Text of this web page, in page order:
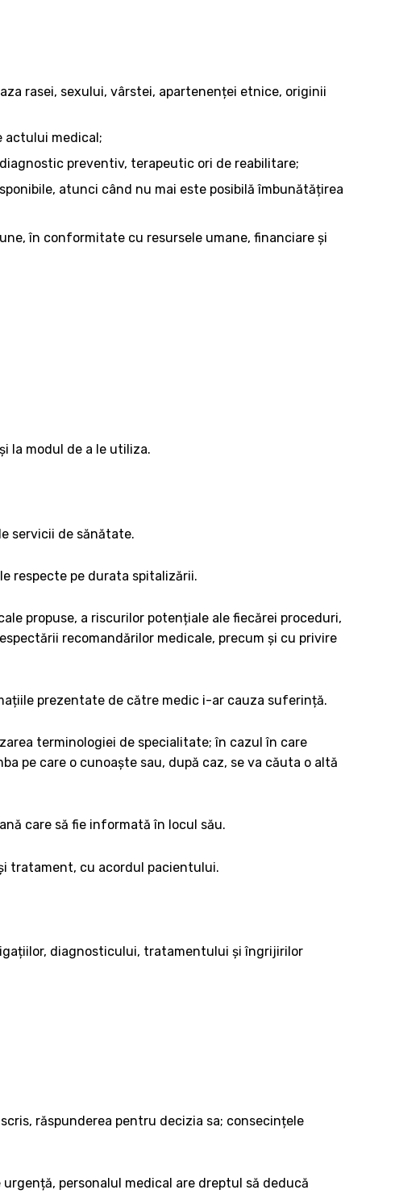
rasei, sexului, vârstei, apartenenței etnice, originii
actului medical;
preventiv, terapeutic ori de reabilitare;
atunci când nu mai este posibilă îmbunătățirea
în conformitate cu resursele umane, financiare și
la modul de a le utiliza.
servicii de sănătate.
respecte pe durata spitalizării.
propuse, a riscurilor potențiale ale fiecărei proceduri,
recomandărilor medicale, precum și cu privire
prezentate de către medic i-ar cauza suferință.
terminologiei de specialitate; în cazul în care
pe care o cunoaște sau, după caz, se va căuta o altă
care să fie informată în locul său.
tratament, cu acordul pacientului.
diagnosticului, tratamentului și îngrijirilor
răspunderea pentru decizia sa; consecințele
personalul medical are dreptul să deducă